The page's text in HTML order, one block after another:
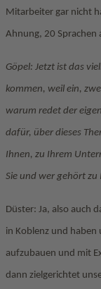
Mitarbeiter gar nicht
Ahnung, 20 Sprachen
Göpel: Jetzt ist das
kommen, weil ein,
warum redet der
dafür, über dieses
Ihnen, zu Ihrem
Sie und wer gehört zu
Düster: Ja, also auch
in Koblenz und haben
aufzubauen und mit
dann zielgerichtet